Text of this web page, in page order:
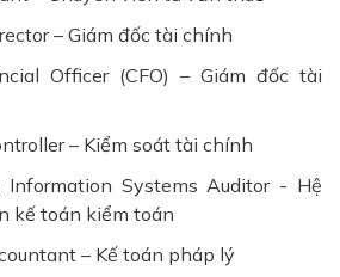
– Giám đốc tài chính
Officer (CFO) – Giám đốc tài
– Kiểm soát tài chính
Information Systems Auditor - Hệ
kế toán kiểm toán
– Kế toán pháp lý